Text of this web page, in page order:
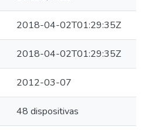
2018-04-02T01:29:35Z
2018-04-02T01:29:35Z
2012-03-07
48 dispositivas